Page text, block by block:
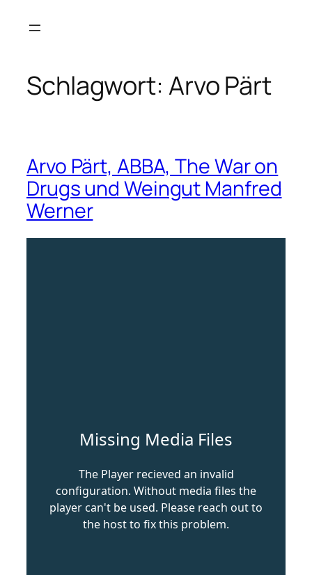
Inhalt
Schlagwort: Arvo Pärt
Arvo Pärt, ABBA, The War on
Drugs und Weingut Manfred
Werner